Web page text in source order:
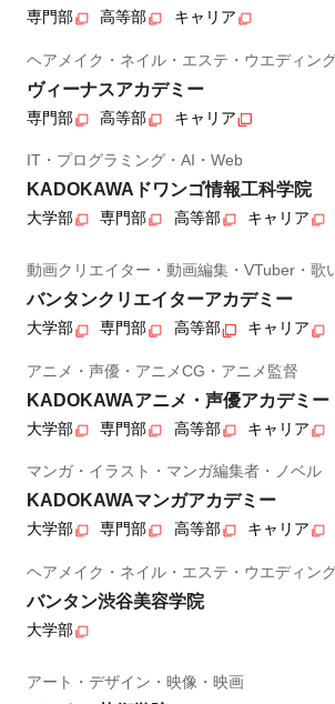
専門部 高等部 キャリア
ヘアメイク・ネイル・エステ・ウエディン
ヴィーナスアカデミー
専門部 高等部 キャリア
IT・プログラミング・AI・Web
KADOKAWAドワンゴ情報工科学院
大学部 専門部 高等部 キャリア
動画クリエイター・動画編集・VTuber・歌
バンタンクリエイターアカデミー
大学部 専門部 高等部 キャリア
アニメ・声優・アニメCG・アニメ監督
KADOKAWAアニメ・声優アカデミー
大学部 専門部 高等部 キャリア
マンガ・イラスト・マンガ編集者・ノベル
KADOKAWAマンガアカデミー
大学部 専門部 高等部 キャリア
ヘアメイク・ネイル・エステ・ウエディン
バンタン渋谷美容学院
大学部
アート・デザイン・映像・映画